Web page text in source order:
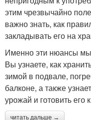
этим чрезвычайно
важно знать, как
закладывать его на
Именно эти нюансы мы
Вы узнаете, как
зимой в подвале,
балконе, а также
урожай и готовить его
читать дальше →